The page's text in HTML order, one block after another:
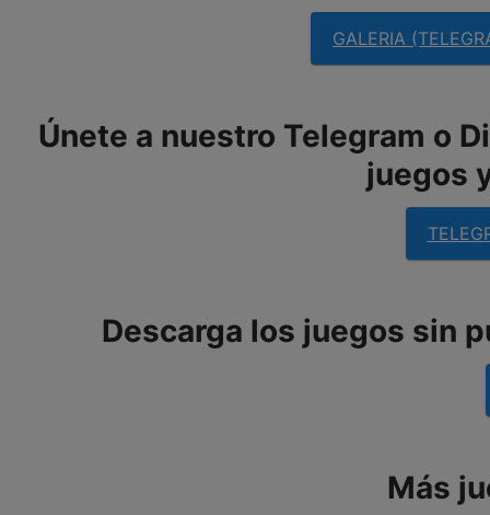
GALERIA
Únete a nuestro Telegram o
juegos
Descarga los juegos sin
Más